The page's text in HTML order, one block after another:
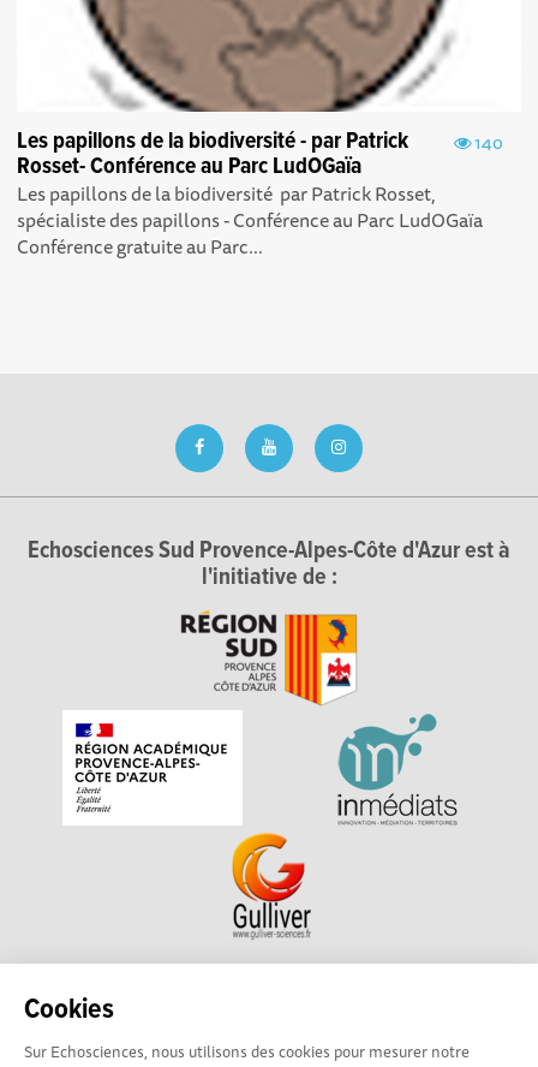
Cookies
Sur Echosciences, nous utilisons des cookies pour mesurer notre
140
Les papillons de la biodiversité - par Patrick
Rosset- Conférence au Parc LudOGaïa
Les papillons de la biodiversité par Patrick Rosset,
spécialiste des papillons - Conférence au Parc LudOGaïa
Conférence gratuite au Parc...
Echosciences Sud Provence-Alpes-Côte d'Azur est à
l'initiative de :
Echosciences Sud Provence-Alpes-Côte d'Azur est à
académique pour la Recherche et l'Innovation Provence-